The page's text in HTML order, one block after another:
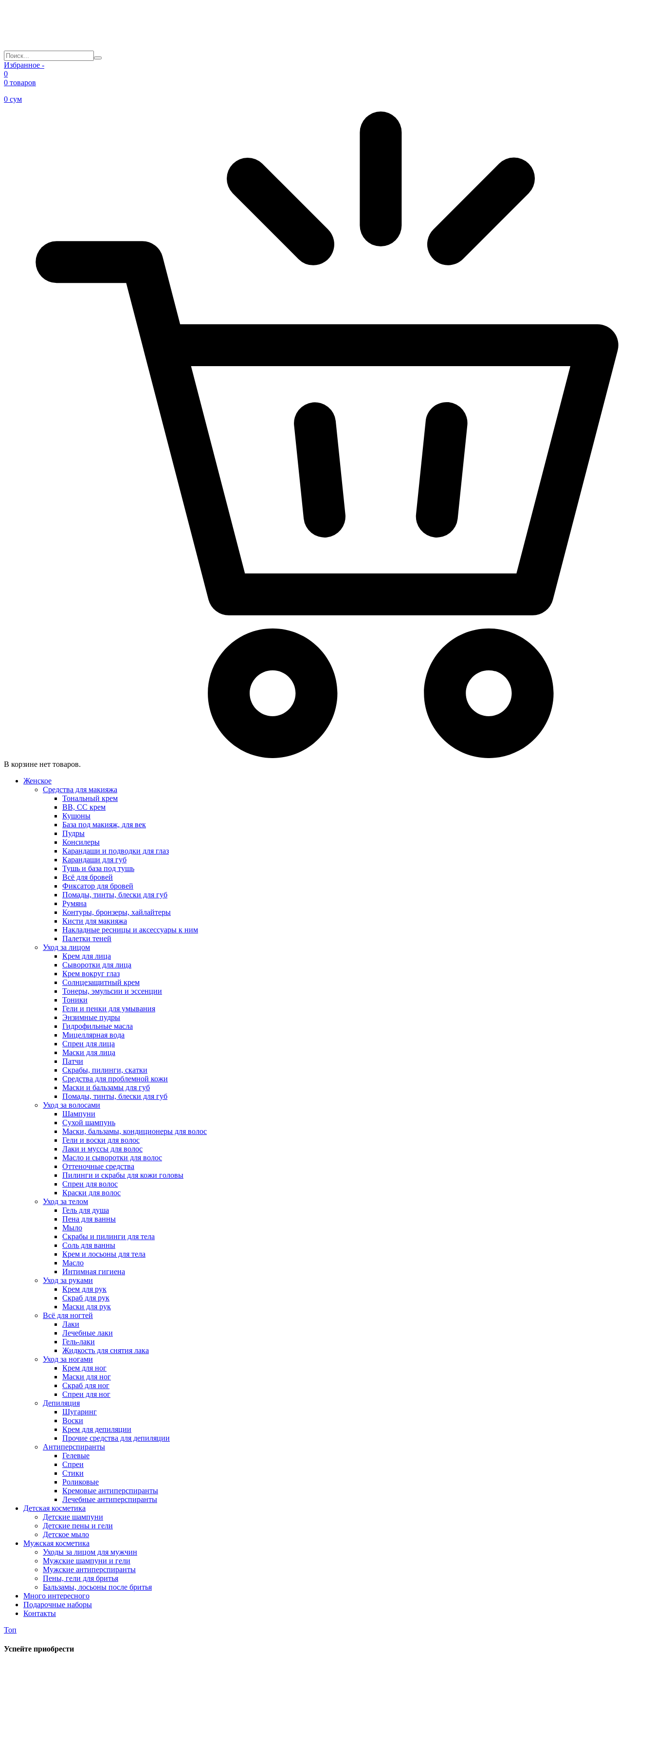
Избранное -
0
0 товаров
0 сум
В корзине нет товаров.
Женское
Средства для макияжа
Тональный крем
BB, CC крем
Кушоны
База под макияж, для век
Пудры
Консилеры
Карандаши и подводки для глаз
Карандаши для губ
Тушь и база под тушь
Всё для бровей
Фиксатор для бровей
Помады, тинты, блески для губ
Румяна
Контуры, бронзеры, хайлайтеры
Кисти для макияжа
Накладные ресницы и аксессуары к ним
Палетки теней
Уход за лицом
Крем для лица
Сыворотки для лица
Крем вокруг глаз
Солнцезащитный крем
Тонеры, эмульсии и эссенции
Тоники
Гели и пенки для умывания
Энзимные пудры
Гидрофильные масла
Мицеллярная вода
Спреи для лица
Маски для лица
Патчи
Скрабы, пилинги, скатки
Средства для проблемной кожи
Маски и бальзамы для губ
Помады, тинты, блески для губ
Уход за волосами
Шампуни
Сухой шампунь
Маски, бальзамы, кондиционеры для волос
Гели и воски для волос
Лаки и муссы для волос
Масло и сыворотки для волос
Оттеночные средства
Пилинги и скрабы для кожи головы
Спреи для волос
Краски для волос
Уход за телом
Гель для душа
Пена для ванны
Мыло
Скрабы и пилинги для тела
Соль для ванны
Крем и лосьоны для тела
Масло
Интимная гигиена
Уход за руками
Крем для рук
Скраб для рук
Маски для рук
Всё для ногтей
Лаки
Лечебные лаки
Гель-лаки
Жидкость для снятия лака
Уход за ногами
Крем для ног
Маски для ног
Скраб для ног
Спреи для ног
Депиляция
Шугаринг
Воски
Крем для депиляции
Прочие средства для депиляции
Антиперспиранты
Гелевые
Спреи
Стики
Роликовые
Кремовые антиперспиранты
Лечебные антиперспиранты
Детская косметика
Детские шампуни
Детские пены и гели
Детское мыло
Мужская косметика
Уходы за лицом для мужчин
Мужские шампуни и гели
Мужские антиперспиранты
Пены, гели для бритья
Бальзамы, лосьоны после бритья
Много интересного
Подарочные наборы
Контакты
Топ
Успейте приобрести